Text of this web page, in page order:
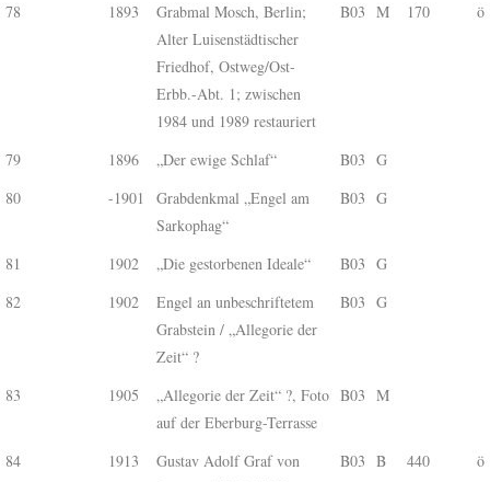
78 1893
Grabmal Mosch, Berlin;
Alter Luisenstädtischer
Friedhof, Ostweg/Ost-
Erbb.-Abt. 1; zwischen
1984 und 1989 restauriert
B03 M 170 ö
79 1896 „Der ewige Schlaf“ B03 G
80
-1901
Grabdenkmal „Engel am
Sarkophag“
B03 G
81 1902 „Die gestorbenen Ideale“ B03 G
82
1902
Engel an unbeschriftetem
Grabstein / „Allegorie der
Zeit“ ?
B03 G
83 1905
„Allegorie der Zeit“ ?, Foto
auf der Eberburg-Terrasse
B03 M
84 1913
Gustav Adolf Graf von
B03 B 440 ö